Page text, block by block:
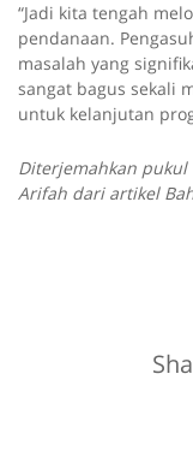
“Jadi kita tengah
pendanaan.
masalah yang
sangat bagus sekali
untuk kelanjutan
Diterjemahkan pukul
Arifah dari artikel